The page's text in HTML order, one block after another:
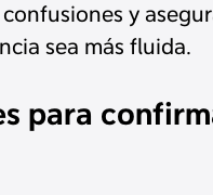
y
sea más fluida.
para